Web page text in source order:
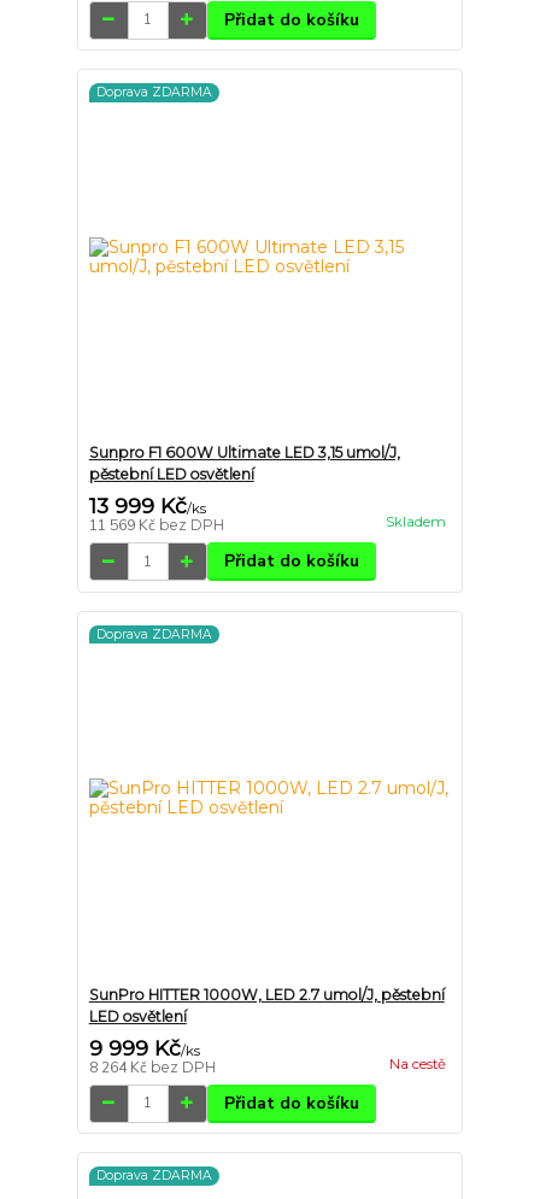
Přidat do košíku
Doprava ZDARMA
Sunpro F1 600W Ultimate LED 3,15 umol/J,
pěstební LED osvětlení
13 999 Kč/ks
11 569 Kč bez DPH Skladem
Přidat do košíku
Doprava ZDARMA
SunPro HITTER 1000W, LED 2.7 umol/J, pěstební
LED osvětlení
9 999 Kč/ks
8 264 Kč bez DPH Na cestě
Přidat do košíku
Doprava ZDARMA